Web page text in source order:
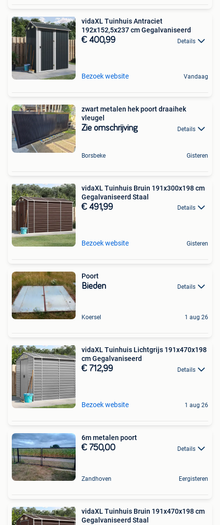
vidaXL Tuinhuis Antraciet
192x152,5x237 cm Gegalvaniseerd
€ 400,99 Details
Bezoek website Vandaag
zwart metalen hek poort draaihek
vleugel
Zie omschrijving Details
Borsbeke Gisteren
vidaXL Tuinhuis Bruin 191x300x198 cm
Gegalvaniseerd Staal
€ 491,99 Details
Bezoek website Gisteren
Poort
Bieden Details
Koersel 1 aug 26
vidaXL Tuinhuis Lichtgrijs 191x470x198
cm Gegalvaniseerd
€ 712,99 Details
Bezoek website 1 aug 26
6m metalen poort
€ 750,00 Details
Zandhoven Eergisteren
vidaXL Tuinhuis Bruin 191x470x198 cm
Gegalvaniseerd Staal